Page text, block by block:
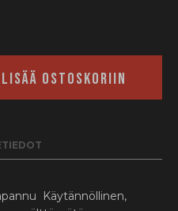
LISÄÄ OSTOSKORIIN
Käytännöllinen,